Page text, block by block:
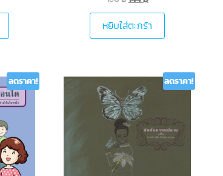
หยิบใส่ตะกร้า
ลดราคา! ลดราคา!